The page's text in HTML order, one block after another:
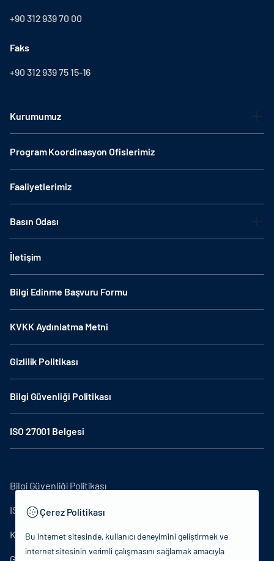
+90 312 939 70 00
Faks
+90 312 939 75 15-16
Kurumumuz
Program Koordinasyon Ofislerimiz
Faaliyetlerimiz
Basın Odası
İletişim
Bilgi Edinme Başvuru Formu
KVKK Aydınlatma Metni
Gizlilik Politikası
Bilgi Güvenliği Politikası
ISO 27001 Belgesi
Bilgi Güvenliği Politikası
ISO27001
KVKK Aydınlatma Metni
Gizlilik Politikası
Çerez Politikası
Bu internet sitesinde, kullanıcı deneyimini geliştirmek ve
internet sitesinin verimli çalışmasını sağlamak amacıyla